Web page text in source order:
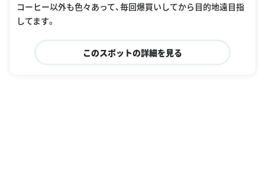
コーヒー以外も色々あって、毎回爆買いしてから目的地遠目指
してます。
このスポットの詳細を見る